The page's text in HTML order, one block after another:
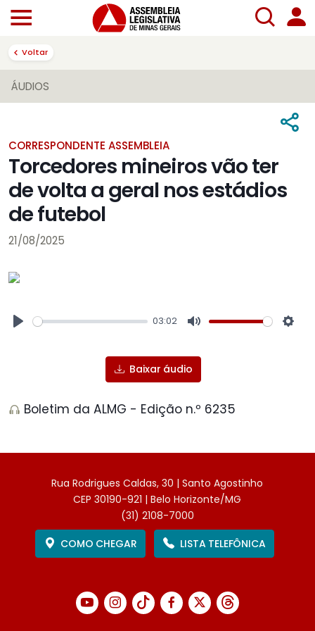
Voltar
ÁUDIOS
CORRESPONDENTE ASSEMBLEIA
Torcedores mineiros vão ter
de volta a geral nos estádios
de futebol
21/08/2025
03:02
Baixar áudio
Boletim da ALMG - Edição n.º 6235
Rua Rodrigues Caldas, 30 | Santo Agostinho
CEP 30190-921 | Belo Horizonte/MG
(31) 2108-7000
COMO CHEGAR
LISTA TELEFÔNICA